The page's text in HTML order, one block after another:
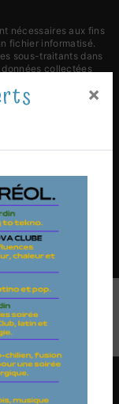
×
nécessaires aux fins
fichier informatisé.
sous-traitants dans
collectées
d’effacement, de
votre consentement
auprès d’une
d'identité pourra
pendant la période
légale aux
avez le droit de
téléphonique,
le site cnil.fr pour